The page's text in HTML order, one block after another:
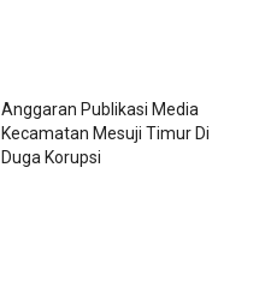
Anggaran Publikasi Media
Kecamatan Mesuji Timur Di
Duga Korupsi